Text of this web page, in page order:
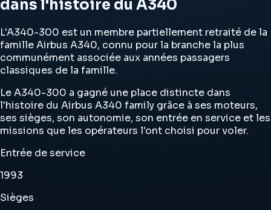
dans l'histoire du A340
L'A340-300 est un membre partiellement retraité de la
famille Airbus A340, connu pour la branche la plus
communément associée aux années passagers
classiques de la famille.
Le A340-300 a gagné une place distincte dans
l'histoire du Airbus A340 family grâce à ses moteurs,
ses sièges, son autonomie, son entrée en service et les
missions que les opérateurs l'ont choisi pour voler.
Entrée de service
1993
Sièges